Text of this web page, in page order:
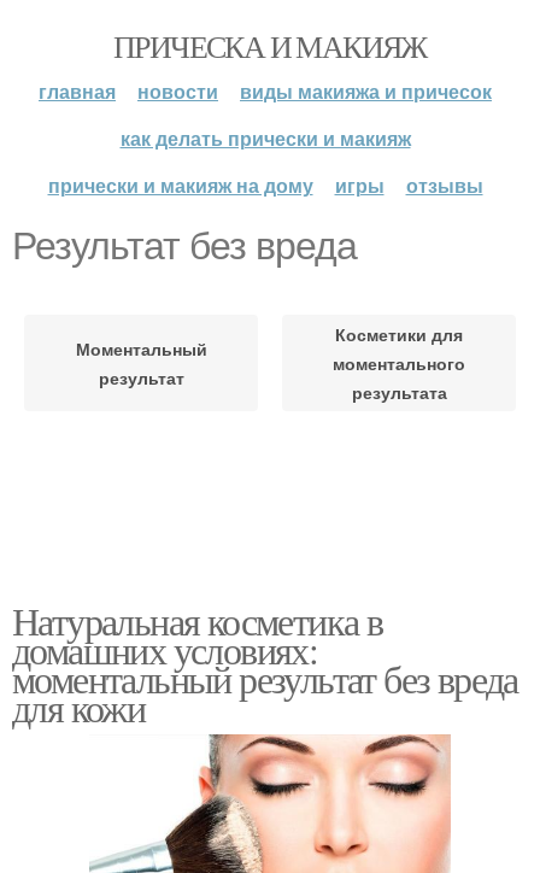
ПРИЧЕСКА И МАКИЯЖ
главная новости
виды макияжа и причесок
как делать прически и макияж
прически и макияж на дому
игры отзывы
Результат без вреда
Моментальный
результат
Косметики для
моментального
результата
Натуральная косметика в
домашних условиях:
моментальный результат без вреда
для кожи